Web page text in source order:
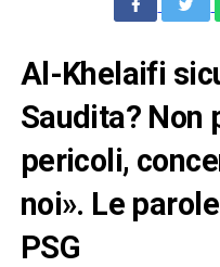
Al-Khelaifi
Saudita? Non
pericoli,
noi». Le
PSG